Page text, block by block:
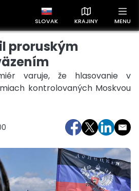
SLOVAK KRAJINY MENU
krajín
podľa krajín a získajte rýchly
Česko Maďarsko
proruským
varuje, že hlasovanie v
kontrolovaných Moskvou